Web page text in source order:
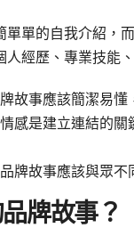
單單的自我介紹，
經歷、專業技能
故事應該簡潔易懂
感是建立連結的
牌故事應該與眾不
牌故事？